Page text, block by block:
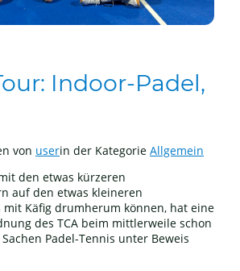
Indoor-Padel,
von userin der Kategorie Allgemein
den etwas kürzeren
auf den etwas kleineren
mit Käfig drumherum können, hat eine
des TCA beim mittlerweile schon
Padel-Tennis unter Beweis